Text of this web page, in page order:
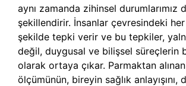
aynı zamanda zihinsel durumlarımız
şekillendirir. İnsanlar çevresindeki her
şekilde tepki verir ve bu tepkiler,
değil, duygusal ve bilişsel süreçlerin
olarak ortaya çıkar. Parmaktan
ölçümünün, bireyin sağlık anlayışını,